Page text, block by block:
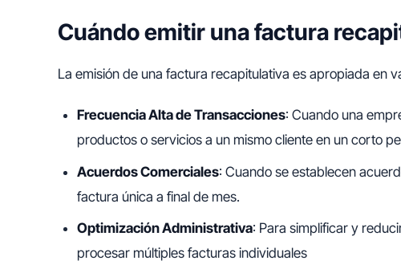
Cuándo emitir una factura
La emisión de una factura recapitulativa es apropiada en
Frecuencia Alta de Transacciones: Cuando una
productos o servicios a un mismo cliente en un corto
Acuerdos Comerciales: Cuando se establecen
factura única a final de mes.
Optimización Administrativa: Para simplificar y
procesar múltiples facturas individuales